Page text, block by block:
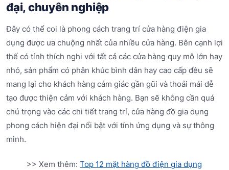
đại, chuyên nghiệp
Đây có thể coi là phong cách trang trí cửa hàng điện gia
dụng được ưa chuộng nhất của nhiều cửa hàng. Bên cạnh lợi
thế có tính thích nghi với tất cả các cửa hàng quy mô lớn hay
nhỏ, sản phẩm có phân khúc bình dân hay cao cấp đều sẽ
mang lại cho khách hàng cảm giác gần gũi và thoải mái dễ
tạo được thiện cảm với khách hàng. Bạn sẽ không cần quá
chú trọng vào các chi tiết trang trí, cửa hàng đồ gia dụng
phong cách hiện đại nổi bật với tính ứng dụng và sự thông
minh.
>> Xem thêm: Top 12 mặt hàng đồ điện gia dụng